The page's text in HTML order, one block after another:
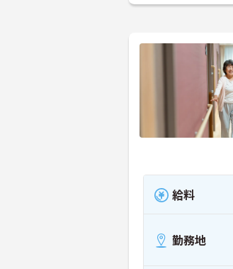
給料
勤務地